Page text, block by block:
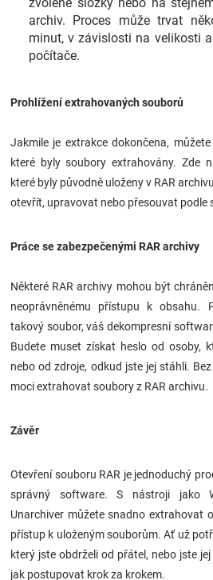
archiv. Proces může trvat
minut, v závislosti na velikosti
počítače.
Prohlížení extrahovaných souborů
Jakmile je extrakce dokončena,
které byly soubory extrahovány. Zde
které byly původně uloženy v RAR
otevřít, upravovat nebo přesouvat podle
Práce se zabezpečenými RAR archivy
Některé RAR archivy mohou být
neoprávněnému přístupu k obsahu.
takový soubor, váš dekompresní
Budete muset získat heslo od osoby,
nebo od zdroje, odkud jste jej stáhli.
moci extrahovat soubory z RAR archivu.
Závěr
Otevření souboru RAR je jednoduchý
správný software. S nástroji jako
Unarchiver můžete snadno extrahovat
přístup k uloženým souborům. Ať už
který jste obdrželi od přátel, nebo jste
jak postupovat krok za krokem.